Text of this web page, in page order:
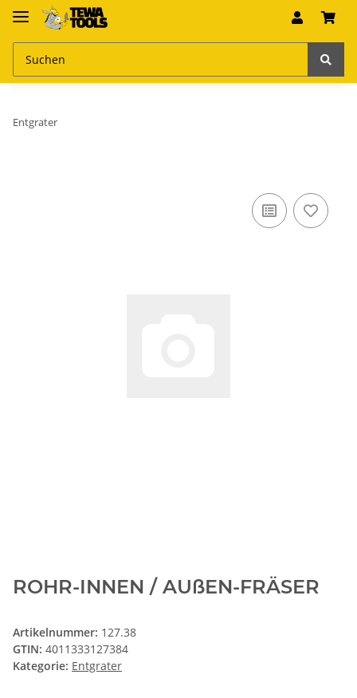
Entgrater
ROHR-INNEN / AUßEN-FRÄSER
Artikelnummer: 127.38
GTIN: 4011333127384
Kategorie: Entgrater